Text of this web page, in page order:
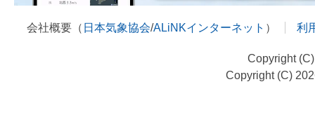
会社概要（ 日本気象協会/ALiNKインターネット ） 利
Copyright
Copyright (C)